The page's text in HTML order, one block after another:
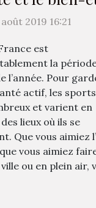
de la
2019 16:21
est
la
l’année. Pour
actif, les
et varient en
lieux où ils se
Que vous aimiez
vous aimiez
ou en plein air,